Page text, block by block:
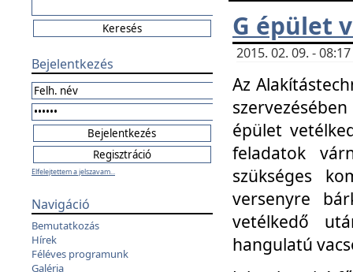
Bejelentkezés
Elfelejtettem a jelszavam...
Navigáció
Bemutatkozás
Hírek
Féléves programunk
Galéria
G épület
2015. 02. 09. -
Az
épület
feladatok
szükséges
versenyre
vetélkedő
hangulatú